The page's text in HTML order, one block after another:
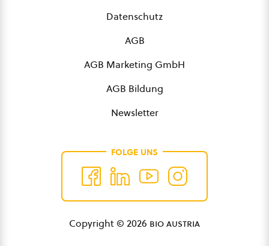
Datenschutz
AGB
AGB Marketing GmbH
AGB Bildung
Newsletter
FOLGE UNS
Copyright © 2026 bio austria